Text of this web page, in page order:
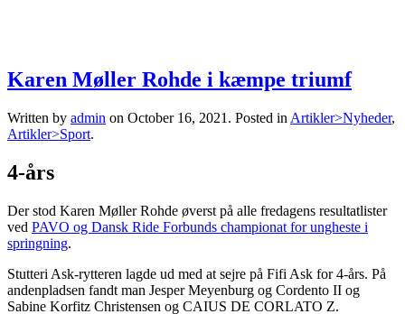
Karen Møller Rohde i kæmpe triumf
Written by admin on October 16, 2021 . Posted in Artikler>Nyheder,
Artikler>Sport.
4-års
Der stod Karen Møller Rohde øverst på alle fredagens resultatlister
ved PAVO og Dansk Ride Forbunds championat for ungheste i
springning.
Stutteri Ask-rytteren lagde ud med at sejre på Fifi Ask for 4-års. På
andenpladsen fandt man Jesper Meyenburg og Cordento II og
Sabine Korfitz Christensen og CAIUS DE CORLATO Z.